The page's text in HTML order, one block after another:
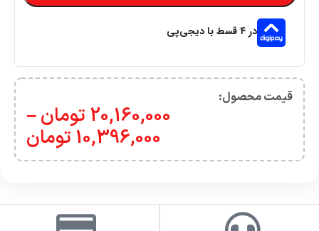
در ۴ قسط با دیجی‌پی
قیمت محصول:​
20,160,000 تومان–
10,396,000 تومان